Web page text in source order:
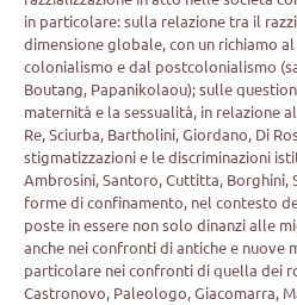
in particolare: sulla relazione tra il
dimensione globale, con un richiamo
colonialismo e dal postcolonialismo
Boutang, Papanikolaou); sulle
maternità e la sessualità, in relazione
Re, Sciurba, Bartholini, Giordano, Di
stigmatizzazioni e le discriminazioni
Ambrosini, Santoro, Cuttitta, Borghini,
forme di confinamento, nel contesto
poste in essere non solo dinanzi alle
anche nei confronti di antiche e nuove
particolare nei confronti di quella dei
Castronovo, Paleologo, Giacomarra,